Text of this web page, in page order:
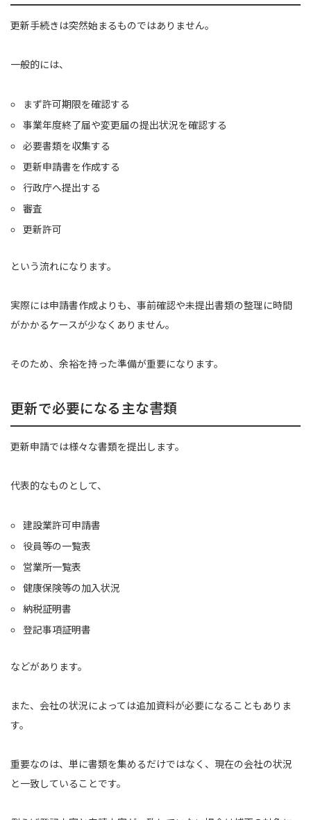
更新手続きは突然始まるものではありません。
一般的には、
まず許可期限を確認する
事業年度終了届や変更届の提出状況を確認する
必要書類を収集する
更新申請書を作成する
行政庁へ提出する
審査
更新許可
という流れになります。
実際には申請書作成よりも、事前確認や未提出書類の整理に時間
がかかるケースが少なくありません。
そのため、余裕を持った準備が重要になります。
更新で必要になる主な書類
更新申請では様々な書類を提出します。
代表的なものとして、
建設業許可申請書
役員等の一覧表
営業所一覧表
健康保険等の加入状況
納税証明書
登記事項証明書
などがあります。
また、会社の状況によっては追加資料が必要になることもありま
す。
重要なのは、単に書類を集めるだけではなく、現在の会社の状況
と一致していることです。